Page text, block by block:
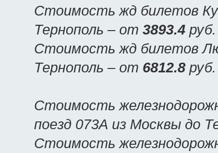
Стоимость жд билетов
Тернополь – от 3893.4 руб.
Стоимость жд билетов
Тернополь – от 6812.8 руб.
Стоимость
поезд 073А из Москвы до
Стоимость